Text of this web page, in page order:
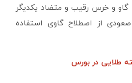
و خرس رقیب و متضاد یکدیگر
صعودی از اصطلاح گاوی استفاده